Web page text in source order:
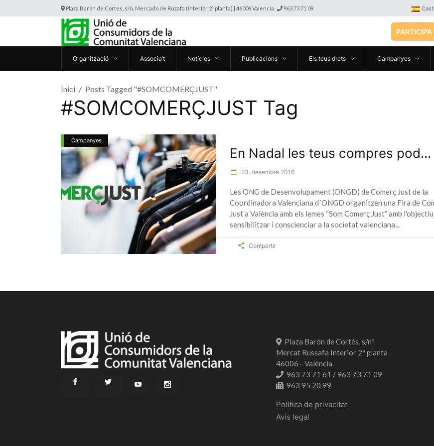
Plaza Barón de Cortes, s/n, Mercado de Ruzafa (interior 2ª planta) | 46006 Valencia 963 73 71 09
PARTICIPA
Organització Associa’t Notícies Publicacions Els teus drets Campanyes
Inici Posts Tagged "#SOMCOMERÇJUST"
#SOMCOMERÇJUST Tag
Campanyes
En Nadal les teus compres pod...
23. desembre 2016
Les ONG de Desenvolupament (ONGD) de Comerç Just de la
Coordinadora Valenciana d´ONGD organitzen una Fira de
Just a València amb els lemes “Som Comerç Just” amb
sensibilitzar i conscienciar a la societat valenciana
Compartir
Plaza Barón de Cortés, s/nº
Mercat Russafa Interior 2ª planta
46006 - València
963 73 71 61 / 963 73 71 09
963 95 20 99
Política de privacitat
Avís legal